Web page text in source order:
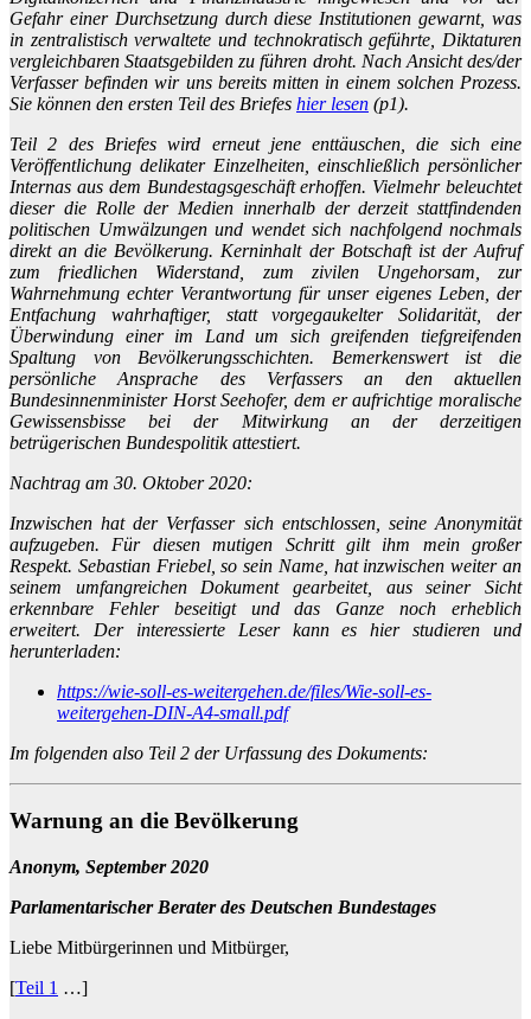
Gefahr einer Durchsetzung durch diese Institutionen gewarnt, was
in zentralistisch verwaltete und technokratisch geführte, Diktaturen
vergleichbaren Staatsgebilden zu führen droht. Nach Ansicht des/der
Verfasser befinden wir uns bereits mitten in einem solchen Prozess.
Sie können den ersten Teil des Briefes hier lesen (p1).
Teil 2 des Briefes wird erneut jene enttäuschen, die sich eine
Veröffentlichung delikater Einzelheiten, einschließlich persönlicher
Internas aus dem Bundestagsgeschäft erhoffen. Vielmehr beleuchtet
dieser die Rolle der Medien innerhalb der derzeit stattfindenden
politischen Umwälzungen und wendet sich nachfolgend nochmals
direkt an die Bevölkerung. Kerninhalt der Botschaft ist der Aufruf
zum friedlichen Widerstand, zum zivilen Ungehorsam, zur
Wahrnehmung echter Verantwortung für unser eigenes Leben, der
Entfachung wahrhaftiger, statt vorgegaukelter Solidarität, der
Überwindung einer im Land um sich greifenden tiefgreifenden
Spaltung von Bevölkerungsschichten. Bemerkenswert ist die
persönliche Ansprache des Verfassers an den aktuellen
Bundesinnenminister Horst Seehofer, dem er aufrichtige moralische
Gewissensbisse bei der Mitwirkung an der derzeitigen
betrügerischen Bundespolitik attestiert.
Nachtrag am 30. Oktober 2020:
Inzwischen hat der Verfasser sich entschlossen, seine Anonymität
aufzugeben. Für diesen mutigen Schritt gilt ihm mein großer
Respekt. Sebastian Friebel, so sein Name, hat inzwischen weiter an
seinem umfangreichen Dokument gearbeitet, aus seiner Sicht
erkennbare Fehler beseitigt und das Ganze noch erheblich
erweitert. Der interessierte Leser kann es hier studieren und
herunterladen:
https://wie-soll-es-weitergehen.de/files/Wie-soll-es-
weitergehen-DIN-A4-small.pdf
Im folgenden also Teil 2 der Urfassung des Dokuments:
Warnung an die Bevölkerung
Anonym, September 2020
Parlamentarischer Berater des Deutschen Bundestages
Liebe Mitbürgerinnen und Mitbürger,
[Teil 1 …]